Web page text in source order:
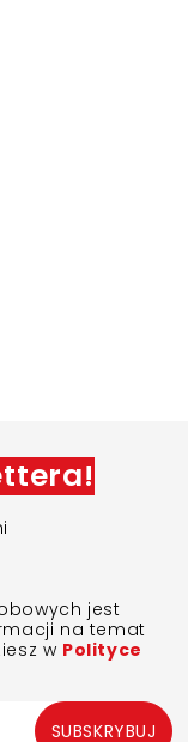
jest
na temat
w Polityce
SUBSKRYBUJ